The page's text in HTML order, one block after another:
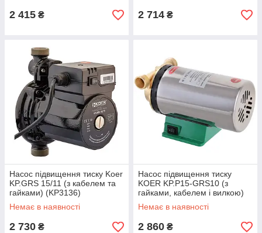
2 415 ₴ 2 714 ₴
Насос підвищення тиску Koer
KP.GRS 15/11 (з кабелем та
гайками) (KP3136)
Немає в наявності
2 730 ₴
Насос підвищення тиску
KOER KP.P15-GRS10 (з
гайками, кабелем і вилкою)
(KP0254)
Немає в наявності
2 860 ₴